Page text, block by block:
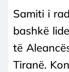
Samiti i
bashkë
të
Tiranë.